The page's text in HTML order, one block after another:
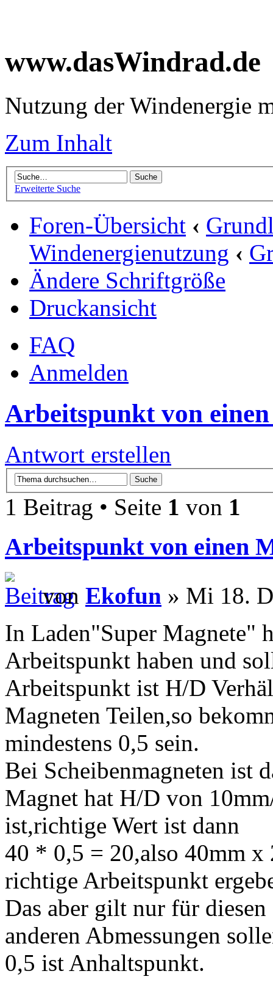
www.dasWindrad.de
Nutzung der Windenergie
Zum Inhalt
Erweiterte Suche
Foren-Übersicht ‹
Windenergienutzung ‹
Ändere Schriftgröße
Druckansicht
FAQ
Anmelden
Arbeitspunkt von
Antwort erstellen
1 Beitrag • Seite 1 von 1
Arbeitspunkt von einen
von Ekofun » Mi 18.
In Laden"Super Magnete"
Arbeitspunkt haben und
Arbeitspunkt ist H/D
Magneten Teilen,so
mindestens 0,5 sein.
Bei Scheibenmagneten ist
Magnet hat H/D von
ist,richtige Wert ist dann
40 * 0,5 = 20,also 40mm x
richtige Arbeitspunkt
Das aber gilt nur für
anderen Abmessungen
0,5 ist Anhaltspunkt.